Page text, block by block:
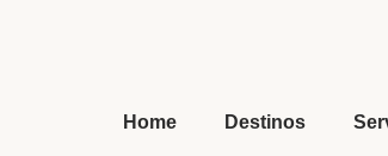
Home Destinos